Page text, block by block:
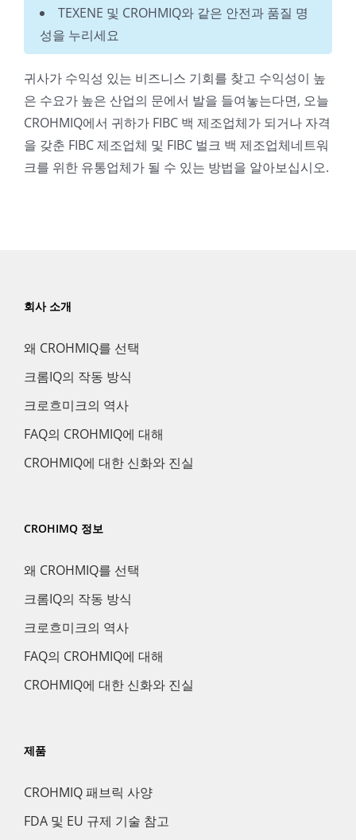
TEXENE 및 CROHMIQ와 같은 안전과 품질 명
성을 누리세요
귀사가 수익성 있는 비즈니스 기회를 찾고 수익성이 높
은 수요가 높은 산업의 문에서 발을 들여놓는다면, 오늘
CROHMIQ에서 귀하가 FIBC 백 제조업체가 되거나 자격
을 갖춘 FIBC 제조업체 및 FIBC 벌크 백 제조업체네트워
크를 위한 유통업체가 될 수 있는 방법을 알아보십시오.
회사 소개
왜 CROHMIQ를 선택
크롬IQ의 작동 방식
크로흐미크의 역사
FAQ의 CROHMIQ에 대해
CROHMIQ에 대한 신화와 진실
CROHIMQ 정보
왜 CROHMIQ를 선택
크롬IQ의 작동 방식
크로흐미크의 역사
FAQ의 CROHMIQ에 대해
CROHMIQ에 대한 신화와 진실
제품
CROHMIQ 패브릭 사양
FDA 및 EU 규제 기술 참고